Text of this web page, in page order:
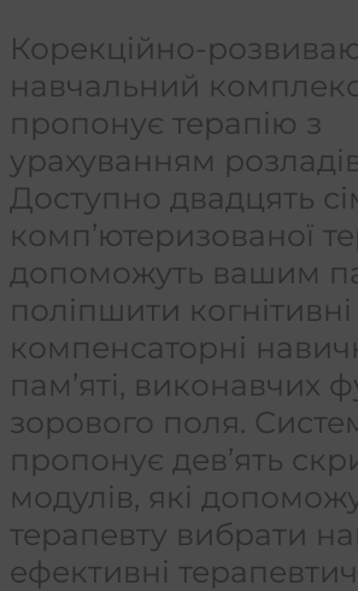
Корекційно-
навчальний
пропонує терапію з
урахуванням
Доступно двадцять
комп’ютеризованої
допоможуть вашим
поліпшити когнітивні
компенсаторні
пам’яті, виконавчих
зорового поля.
пропонує дев’ять
модулів, які
терапевту вибрати
ефективні